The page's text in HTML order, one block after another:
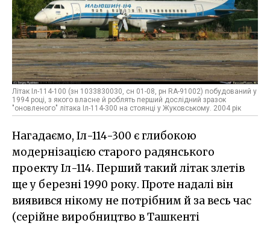
Літак Іл-114-100 (зн 1033830030, сн 01-08, рн RA-91002) побудований у
1994 році, з якого власне й роблять перший дослідний зразок
"оновленого" літака Іл-114-300 на стоянці у Жуковському. 2004 рік
Нагадаємо, Іл-114-300 є глибокою
модернізацією старого радянського
проекту Іл-114. Перший такий літак злетів
ще у березні 1990 року. Проте надалі він
виявився нікому не потрібним й за весь час
(серійне виробництво в Ташкенті